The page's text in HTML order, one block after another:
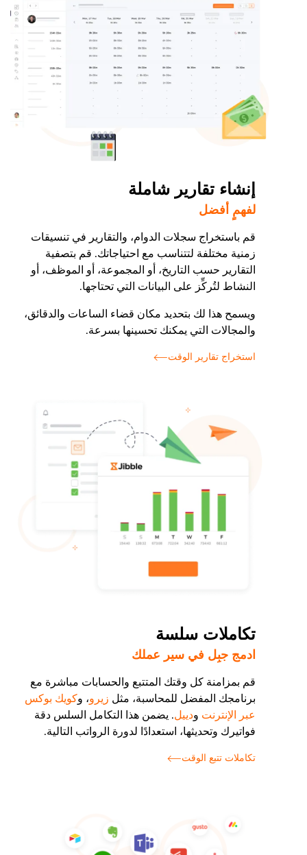
إنشاء تقارير شاملة
لفهمٍ أفضل
قم باستخراج سجلات الدوام، والتقارير في تنسيقات
زمنية مختلفة لتتناسب مع احتياجاتك. قم بتصفية
التقارير حسب التاريخ، أو المجموعة، أو الموظف، أو
النشاط لتُركِّز على البيانات التي تحتاجها.
ويسمح هذا لك بتحديد مكان قضاء الساعات والدقائق،
والمجالات التي يمكنك تحسينها بسرعة.
استخراج تقارير الوقت
تكاملات سلسة
ادمج جبِل في سير عملك
قم بمزامنة كل وقتك المتتبع والحسابات مباشرة مع
برنامجك المفضل للمحاسبة، مثل زيرو، وكويك بوكس
عبر الإنترنت ودييل. يضمن هذا التكامل السلس دقة
فواتيرك وتحديثها، استعدادًا لدورة الرواتب التالية.
تكاملات تتبع الوقت